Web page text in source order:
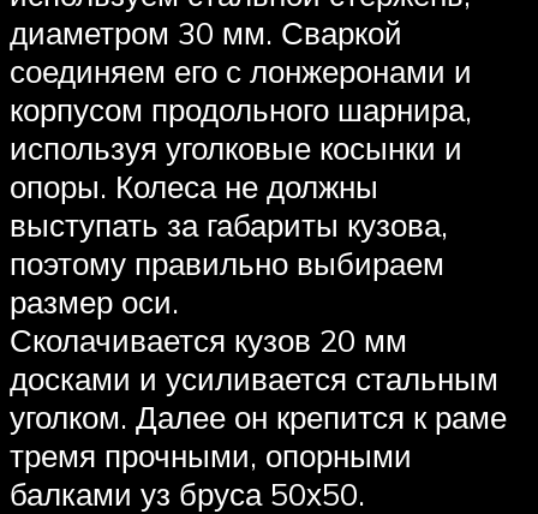
диаметром 30 мм. Сваркой
соединяем его с лонжеронами и
корпусом продольного шарнира,
используя уголковые косынки и
опоры. Колеса не должны
выступать за габариты кузова,
поэтому правильно выбираем
размер оси.
Сколачивается кузов 20 мм
досками и усиливается стальным
уголком. Далее он крепится к раме
тремя прочными, опорными
балками уз бруса 50х50.